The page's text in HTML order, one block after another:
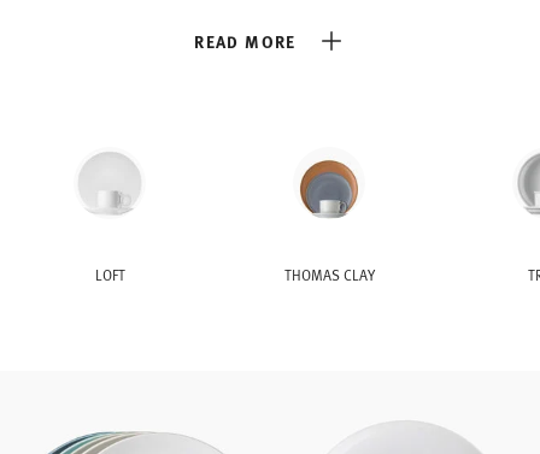
READ MORE
LOFT THOMAS CLAY